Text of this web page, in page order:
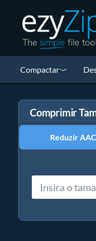
Compactar
Comprimir
Reduzir